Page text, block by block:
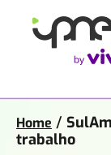
Home /
trabalho